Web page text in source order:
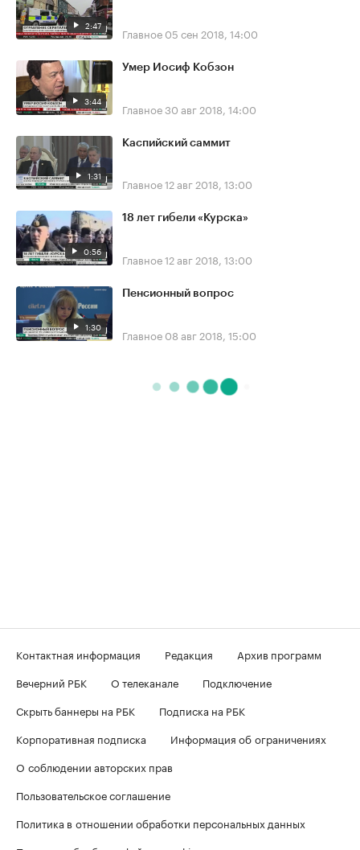
2:47 Главное 05 сен 2018, 14:00
3:44
Умер Иосиф Кобзон
Главное30 авг 2018, 14:00
1:31
Каспийский саммит
Главное12 авг 2018, 13:00
0:56
18 лет гибели «Курска»
Главное12 авг 2018, 13:00
1:30
Пенсионный вопрос
Главное 08 авг 2018, 15:00
Контактная информация Редакция
Архив программ
Вечерний РБК
О телеканале
Подключение
Скрыть баннеры на РБК
Подписка на РБК
Корпоративная подписка
Информация об ограничениях
О соблюдении авторских прав
Пользовательское соглашение
Политика в отношении обработки персональных данных